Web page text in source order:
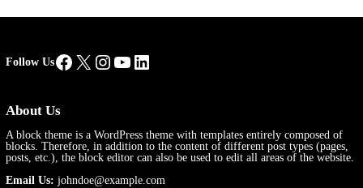
Follow UsFacebook
X Instagram
YouTube
LinkedIn
About Us
A block theme is a WordPress theme with templates entirely composed of
blocks. Therefore, in addition to the content of different post types (pages,
posts, etc.), the block editor can also be used to edit all areas of the website.
Email Us: johndoe@example.com